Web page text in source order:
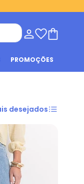
PROMOÇÕES
desejados